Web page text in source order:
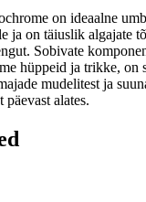
on ideaalne
ja on täiuslik algajate
Sobivate
hüppeid ja trikke, on
mudelitest ja
päevast alates.